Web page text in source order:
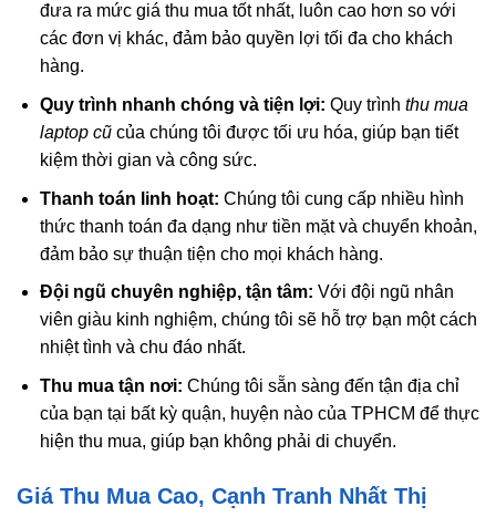
đưa ra mức giá thu mua tốt nhất, luôn cao hơn so với
các đơn vị khác, đảm bảo quyền lợi tối đa cho khách
hàng.
Quy trình nhanh chóng và tiện lợi: Quy trình thu mua
laptop cũcủa chúng tôi được tối ưu hóa, giúp bạn tiết
kiệm thời gian và công sức.
Thanh toán linh hoạt: Chúng tôi cung cấp nhiều hình
thức thanh toán đa dạng như tiền mặt và chuyển khoản,
đảm bảo sự thuận tiện cho mọi khách hàng.
Đội ngũ chuyên nghiệp, tận tâm: Với đội ngũ nhân
viên giàu kinh nghiệm, chúng tôi sẽ hỗ trợ bạn một cách
nhiệt tình và chu đáo nhất.
Thu mua tận nơi: Chúng tôi sẵn sàng đến tận địa chỉ
của bạn tại bất kỳ quận, huyện nào của TPHCM để thực
hiện thu mua, giúp bạn không phải di chuyển.
Giá Thu Mua Cao, Cạnh Tranh Nhất Thị